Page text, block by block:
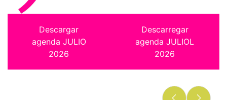
Descargar
agenda JULIO
2026
Descarregar
agenda JULIOL
2026